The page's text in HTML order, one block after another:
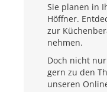
Sie planen in
Höffner.
zur
nehmen.
Doch nicht
gern zu den
unseren